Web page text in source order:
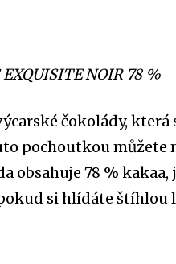
EXQUISITE NOIR 78 %
čokolády, která
pochoutkou můžete
obsahuje 78 % kakaa,
si hlídáte štíhlou